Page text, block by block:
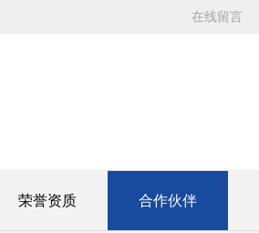
在线留言
荣誉资质 合作伙伴